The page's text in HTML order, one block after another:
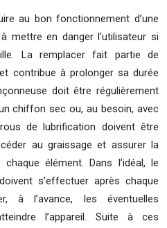
au bon fonctionnement d’une
mettre en danger l’utilisateur si
La remplacer fait partie de
contribue à prolonger sa durée
doit être régulièrement
chiffon sec ou, au besoin, avec
de lubrification doivent être
au graissage et assurer la
élément. Dans l’idéal, le
s’effectuer après chaque
à l’avance, les éventuelles
l’appareil. Suite à ces